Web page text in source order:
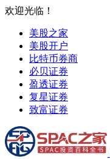
欢迎光临！
美股之家
美股开户
比特币券商
必贝证券
盈透证券
复星证券
致富证券